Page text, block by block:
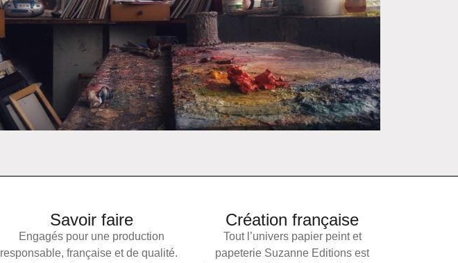
Savoir faire
Engagés pour une production
responsable, française et de qualité.
Création française
Tout l’univers papier peint et
papeterie Suzanne Editions est